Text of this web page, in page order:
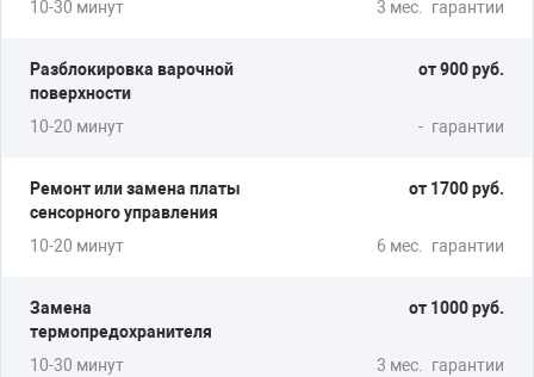
10-30 минут 3 мес. гарантии
Разблокировка варочной
поверхности
от 900 руб.
10-20 минут - гарантии
Ремонт или замена платы
сенсорного управления
от 1700 руб.
10-20 минут 6 мес. гарантии
Замена
термопредохранителя
от 1000 руб.
10-30 минут 3 мес. гарантии